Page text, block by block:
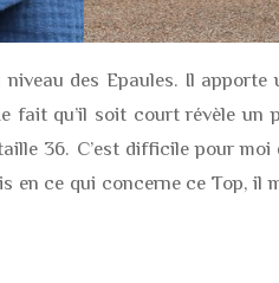
des Epaules. Il apporte
fait qu’il soit court révèle
36. C’est difficile pour
ce qui concerne ce Top, il